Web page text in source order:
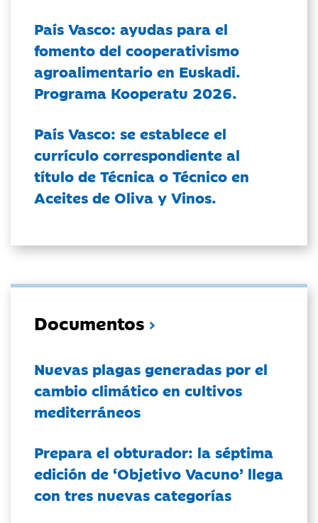
País Vasco: ayudas para el
fomento del cooperativismo
agroalimentario en Euskadi.
Programa Kooperatu 2026.
País Vasco: se establece el
currículo correspondiente al
título de Técnica o Técnico en
Aceites de Oliva y Vinos.
Documentos
Nuevas plagas generadas por el
cambio climático en cultivos
mediterráneos
Prepara el obturador: la séptima
edición de ‘Objetivo Vacuno’ llega
con tres nuevas categorías